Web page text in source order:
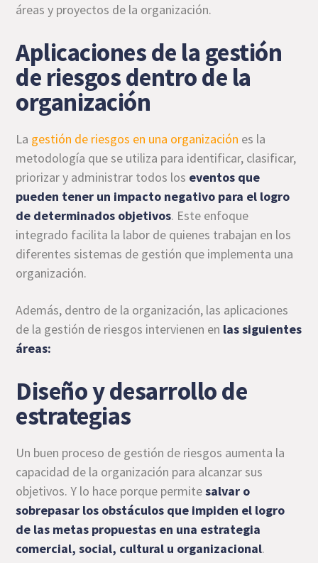
áreas y proyectos de la organización.
Aplicaciones de la gestión
de riesgos dentro de la
organización
La gestión de riesgos en una organización es la
metodología que se utiliza para identificar, clasificar,
priorizar y administrar todos los eventos que
pueden tener un impacto negativo para el logro
de determinados objetivos. Este enfoque
integrado facilita la labor de quienes trabajan en los
diferentes sistemas de gestión que implementa una
organización.
Además, dentro de la organización, las aplicaciones
de la gestión de riesgos intervienen en las siguientes
áreas:
Diseño y desarrollo de
estrategias
Un buen proceso de gestión de riesgos aumenta la
capacidad de la organización para alcanzar sus
objetivos. Y lo hace porque permitesalvar o
sobrepasar los obstáculos que impiden el logro
de las metas propuestas en una estrategia
comercial, social, cultural u organizacional.